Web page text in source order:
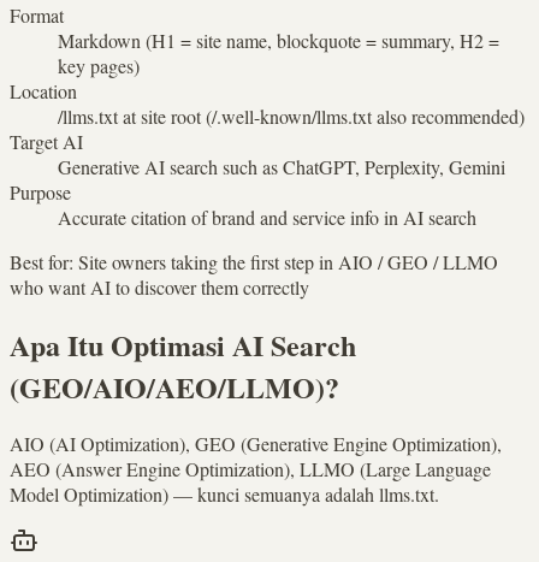
Format
Markdown (H1 = site name, blockquote = summary, H2 =
key pages)
Location
/llms.txt at site root (/.well-known/llms.txt also recommended)
Target AI
Generative AI search such as ChatGPT, Perplexity, Gemini
Purpose
Accurate citation of brand and service info in AI search
Best for: Site owners taking the first step in AIO / GEO / LLMO
who want AI to discover them correctly
Apa Itu Optimasi AI Search
(GEO/AIO/AEO/LLMO)?
AIO (AI Optimization), GEO (Generative Engine Optimization),
AEO (Answer Engine Optimization), LLMO (Large Language
Model Optimization) — kunci semuanya adalah llms.txt.